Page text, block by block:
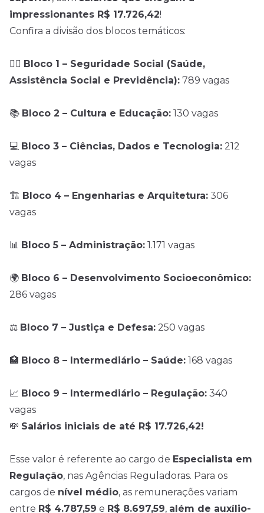
impressionantes R$ 17.726,42!
Confira a divisão dos blocos temáticos:
🧑‍⚕️ Bloco 1 – Seguridade Social (Saúde,
Assistência Social e Previdência): 789 vagas
📚 Bloco 2 – Cultura e Educação: 130 vagas
💻 Bloco 3 – Ciências, Dados e Tecnologia: 212
vagas
🏗️ Bloco 4 – Engenharias e Arquitetura: 306
vagas
📊 Bloco 5 – Administração: 1.171 vagas
🌍 Bloco 6 – Desenvolvimento Socioeconômico:
286 vagas
⚖️ Bloco 7 – Justiça e Defesa: 250 vagas
🏥 Bloco 8 – Intermediário – Saúde: 168 vagas
📈 Bloco 9 – Intermediário – Regulação: 340
vagas
💸 Salários iniciais de até R$ 17.726,42!
Esse valor é referente ao cargo de Especialista em
Regulação, nas Agências Reguladoras. Para os
cargos de nível médio, as remunerações variam
entre R$ 4.787,59 e R$ 8.697,59, além de auxílio-